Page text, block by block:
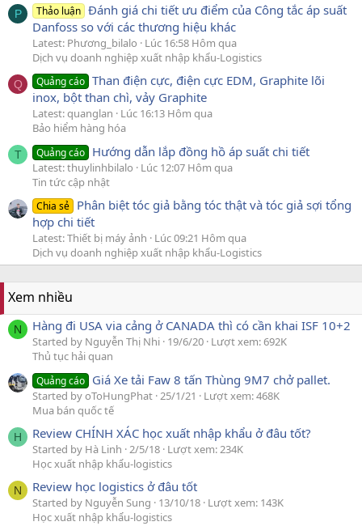
P Thảo luận Đánh giá chi tiết ưu điểm của Công tắc áp suất
Danfoss so với các thương hiệu khác
Latest: Phương_bilalo
Lúc 16:58 Hôm qua
Dịch vụ doanh nghiệp xuất nhập khẩu-Logistics
Q Quảng cáo Than điện cực, điện cực EDM, Graphite lõi
inox, bột than chì, vảy Graphite
Latest: quanglan
Lúc 16:13 Hôm qua
Bảo hiểm hàng hóa
T Quảng cáo Hướng dẫn lắp đồng hồ áp suất chi tiết
Latest: thuylinhbilalo
Lúc 12:07 Hôm qua
Tin tức cập nhật
Chia sẻ Phân biệt tóc giả bằng tóc thật và tóc giả sợi tổng
hợp chi tiết
Latest: Thiết bị máy ảnh
Lúc 09:21 Hôm qua
Dịch vụ doanh nghiệp xuất nhập khẩu-Logistics
Xem nhiều
N Hàng đi USA via cảng ở CANADA thì có cần khai ISF 10+2
Started by Nguyễn Thị Nhi 19/6/20 Lượt xem: 692K
Thủ tục hải quan
Quảng cáo Giá Xe tải Faw 8 tấn Thùng 9M7 chở pallet.
Started by oToHungPhat 25/1/21
Lượt xem: 468K
Mua bán quốc tế
H Review CHÍNH XÁC học xuất nhập khẩu ở đâu tốt?
Started by Hà Linh 2/5/18 Lượt xem: 234K
Học xuất nhập khẩu-logistics
N Review học logistics ở đâu tốt
Started by Nguyễn Sung 13/10/18 Lượt xem: 143K
Học xuất nhập khẩu-logistics